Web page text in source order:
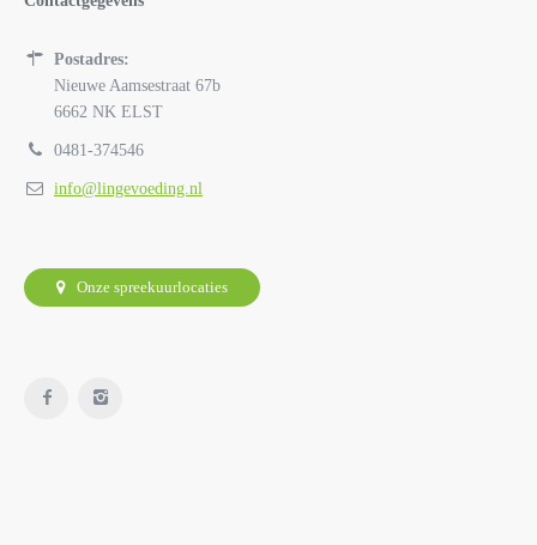
Postadres:
Nieuwe Aamsestraat 67b
6662 NK ELST
0481-374546
info@lingevoeding.nl
Onze spreekuurlocaties